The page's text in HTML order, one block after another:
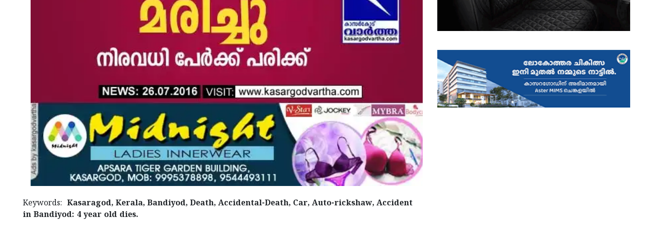
Keywords: Kasaragod, Kerala, Bandiyod, Death, Accidental-Death, Car, Auto-rickshaw, Accident
in Bandiyod: 4 year old dies.